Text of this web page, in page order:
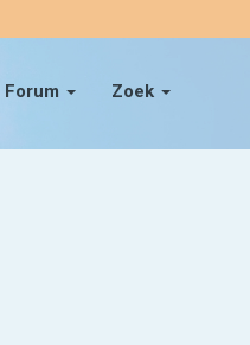
Forum Zoek